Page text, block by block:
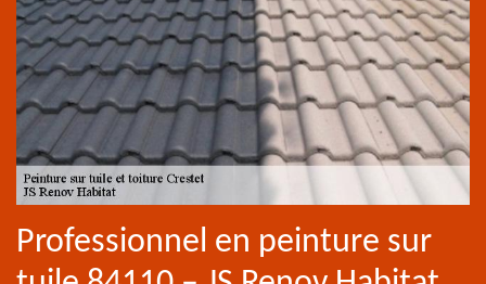
Professionnel en peinture sur